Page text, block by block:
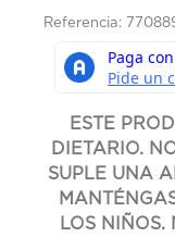
Referencia:
ESTE
DIETARIO.
SUPLE UNA
LOS NIÑOS.